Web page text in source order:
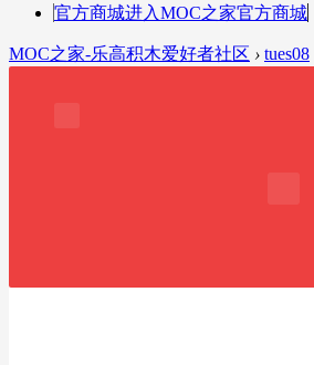
官方商城进入MOC之家官方商城
MOC之家-乐高积木爱好者社区 › tues08